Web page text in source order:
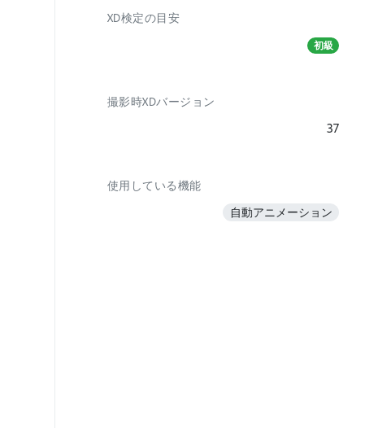
XD検定の目安
初級
撮影時XDバージョン
37
使用している機能
自動アニメーション